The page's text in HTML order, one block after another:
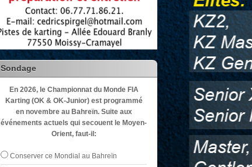
Sondage
En 2026, le Championnat du Monde FIA
Karting (OK & OK-Junior) est programmé
en novembre au Bahreïn. Suite aux
événements actuels qui secouent le Moyen-
Orient, faut-il:
Conserver ce Mondial au Bahreïn